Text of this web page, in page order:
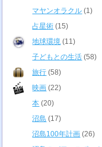
マヤンオラクル (1)
占星術 (15)
地球環境 (11)
子どもとの生活 (58)
旅行 (58)
映画 (22)
本 (20)
沼島 (17)
沼島100年計画 (26)